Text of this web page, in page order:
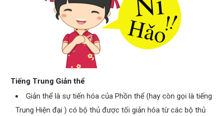
Tiếng Trung Giản thể
Giản thể là sự tiến hóa của Phồn thể (hay còn gọi là tiếng
Trung Hiện đại ) có bộ thủ được tối giản hóa từ các bộ thủ